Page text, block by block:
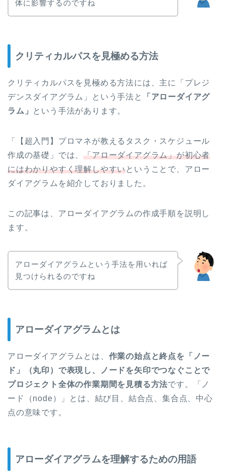
体に影響するのですね
クリティカルパスを見極める方法
クリティカルパスを見極める方法には、主に「プレジ
デンスダイアグラム」という手法と
「アローダイアグ
ラム」
という手法があります。
「【超入門】プロマネが教えるタスク・スケジュール
作成の基礎」では、「アローダイアグラム」が初心者
にはわかりやすく理解しやすいということで、アロー
ダイアグラムを紹介しておりました。
この記事は、アローダイアグラムの作成手順を説明し
ます。
アローダイアグラムという手法を用いれば
見つけられるのですね
アローダイアグラムとは
アローダイアグラムとは、 作業の始点と終点を「ノー
ド」（丸印）で表現し、ノードを矢印でつなぐことで
プロジェクト全体の作業期間を見積る方法です。「ノ
ード（node）」とは、結び目、結合点、集合点、中心
点の意味です。
アローダイアグラムを理解するための用語